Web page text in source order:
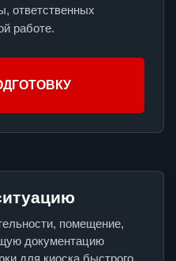
ответственных
работе.
помещение,
документацию
для киоска быстрого